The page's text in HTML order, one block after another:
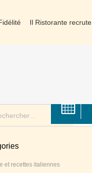
Il Ristorante recrute
et recettes italiennes